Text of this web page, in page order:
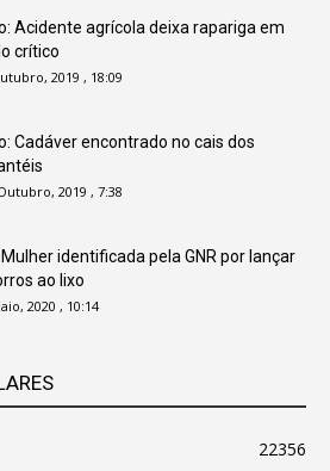
Acidente agrícola deixa rapariga em
crítico
2019 , 18:09
Cadáver encontrado no cais dos
2019 , 7:38
identificada pela GNR por lançar
ao lixo
2020 , 10:14
22356